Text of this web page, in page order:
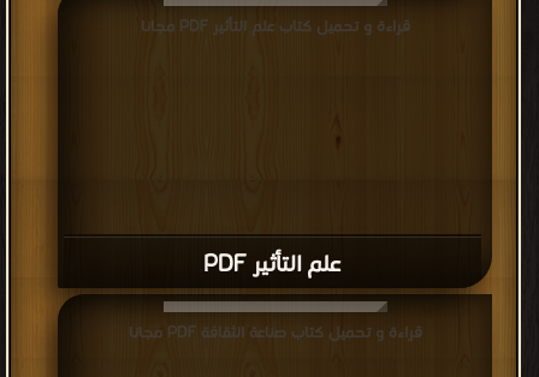
علم التأثير PDF
قراءة و تحميل كتاب علم التأثير PDF مجانا
قراءة و تحميل كتاب صناعة الثقافة PDF مجانا